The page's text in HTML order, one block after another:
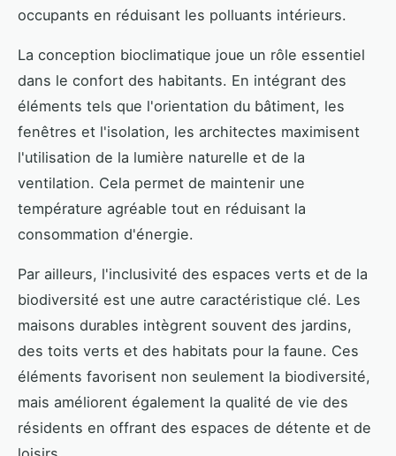
occupants en réduisant les polluants intérieurs.
La conception bioclimatique joue un rôle essentiel
dans le confort des habitants. En intégrant des
éléments tels que l'orientation du bâtiment, les
fenêtres et l'isolation, les architectes maximisent
l'utilisation de la lumière naturelle et de la
ventilation. Cela permet de maintenir une
température agréable tout en réduisant la
consommation d'énergie.
Par ailleurs, l'inclusivité des espaces verts et de la
biodiversité est une autre caractéristique clé. Les
maisons durables intègrent souvent des jardins,
des toits verts et des habitats pour la faune. Ces
éléments favorisent non seulement la biodiversité,
mais améliorent également la qualité de vie des
résidents en offrant des espaces de détente et de